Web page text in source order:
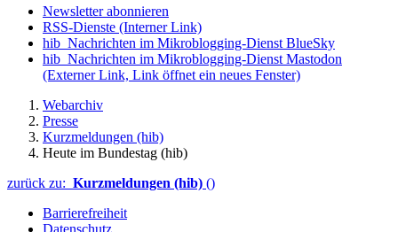
Newsletter abonnieren
RSS-Dienste (Interner Link)
hib_Nachrichten im Mikroblogging-Dienst BlueSky
hib_Nachrichten im Mikroblogging-Dienst Mastodon
(Externer Link, Link öffnet ein neues Fenster)
Webarchiv
Presse
Kurzmeldungen (hib)
Heute im Bundestag (hib)
zurück zu: Kurzmeldungen (hib) ()
Barrierefreiheit